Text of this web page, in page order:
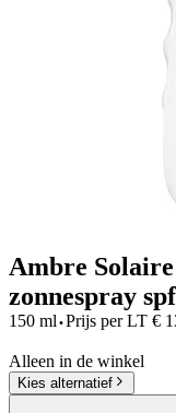
Ambre
zonnespray
150 ml·Prijs per LT €
Alleen in de winkel
Kies alternatief